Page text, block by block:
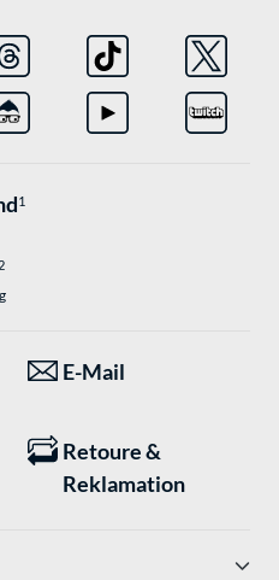
1
E-Mail
Retoure &
Reklamation